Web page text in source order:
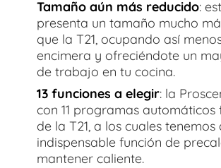
Tamaño aún más reducido:
presenta un tamaño mucho
que la T21, ocupando así
encimera y ofreciéndote un
de trabajo en tu cocina.
13 funciones a elegir: la
con 11 programas automáticos
de la T21, a los cuales
indispensable función de
mantener caliente.